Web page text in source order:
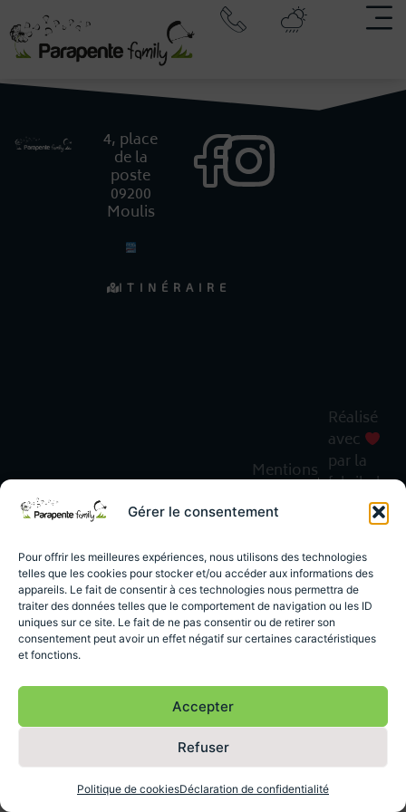
Gérer le consentement
Pour offrir les meilleures expériences, nous utilisons des technologies
telles que les cookies pour stocker et/ou accéder aux informations des
appareils. Le fait de consentir à ces technologies nous permettra de
traiter des données telles que le comportement de navigation ou les ID
uniques sur ce site. Le fait de ne pas consentir ou de retirer son
consentement peut avoir un effet négatif sur certaines caractéristiques
et fonctions.
Accepter
Refuser
Politique de cookiesDéclaration de confidentialité
4, place
de la
poste
09200
Moulis
ITINÉRAIRE
Mentions
CGV
Réalisé
avec
par la
fabrik du